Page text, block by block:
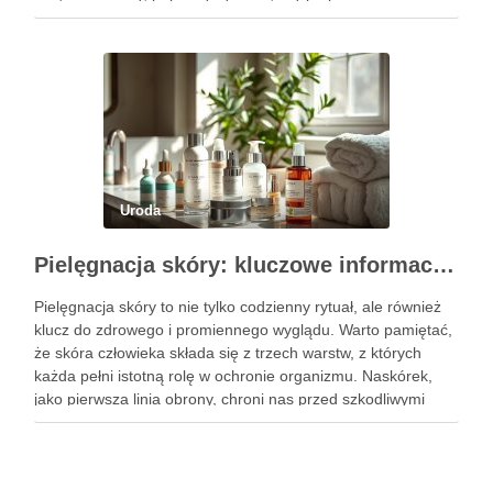
poczuć się lepiej w swoim ciele, odpowiednio dobrane
Uroda
Pielęgnacja skóry: kluczowe informacje i skuteczne metody
Pielęgnacja skóry to nie tylko codzienny rytuał, ale również
klucz do zdrowego i promiennego wyglądu. Warto pamiętać,
że skóra człowieka składa się z trzech warstw, z których
każda pełni istotną rolę w ochronie organizmu. Naskórek,
jako pierwsza linia obrony, chroni nas przed szkodliwymi
czynnikami zewnętrznymi, a nawilżająca skóra właściwa,